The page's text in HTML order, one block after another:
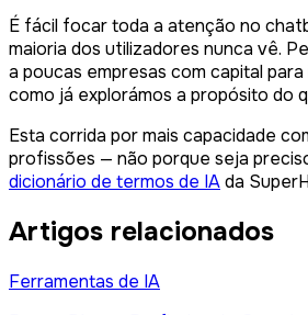
É fácil focar toda a atenção no
maioria dos utilizadores nunca vê.
a poucas empresas com capital
como já explorámos a propósito do
Esta corrida por mais capacidade
profissões — não porque seja
dicionário de termos de IAda
Artigos relacionados
Ferramentas de IA